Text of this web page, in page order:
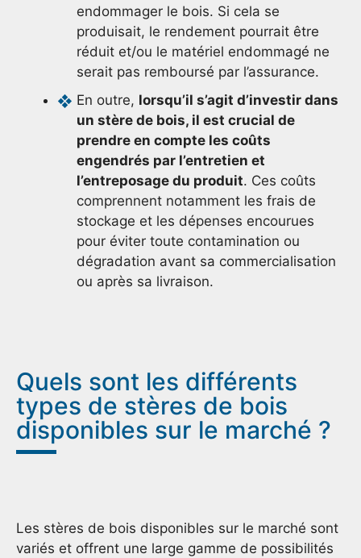
endommager le bois. Si cela se
produisait, le rendement pourrait être
réduit et/ou le matériel endommagé ne
serait pas remboursé par l’assurance.
En outre, lorsqu’il s’agit d’investir dans
un stère de bois, il est crucial de
prendre en compte les coûts
engendrés par l’entretien et
l’entreposage du produit. Ces coûts
comprennent notamment les frais de
stockage et les dépenses encourues
pour éviter toute contamination ou
dégradation avant sa commercialisation
ou après sa livraison.
Quels sont les différents
types de stères de bois
disponibles sur le marché ?
Les stères de bois disponibles sur le marché sont
variés et offrent une large gamme de possibilités